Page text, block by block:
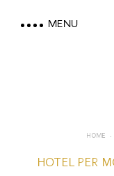
MENU
HOME
HOTEL PER